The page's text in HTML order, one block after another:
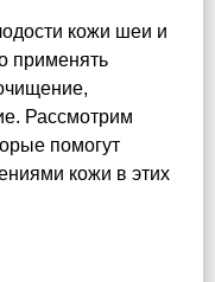
кожи шеи и
применять
Рассмотрим
помогут
кожи в этих